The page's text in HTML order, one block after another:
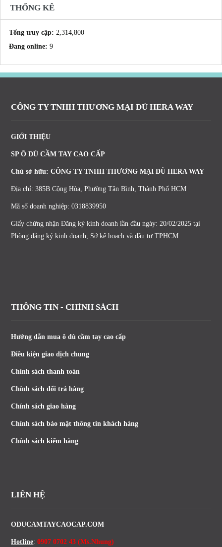
THỐNG KÊ
Tổng truy cập: 2,314,800
Đang online: 9
CÔNG TY TNHH THƯƠNG MẠI DÙ HERA WAY
GIỚI THIỆU
SP Ô DÙ CẦM TAY CAO CẤP
Chủ sở hữu: CÔNG TY TNHH THƯƠNG MẠI DÙ HERA WAY
Địa chỉ: 385B Cộng Hòa, Phường Tân Bình, Thành Phố HCM
Mã số doanh nghiệp: 0318839950
Giấy chứng nhận Đăng ký kinh doanh lần đầu ngày: 20/02/2025 tại
Phòng đăng ký kinh doanh, Sở kế hoạch và đầu tư TPHCM
THÔNG TIN - CHÍNH SÁCH
Hướng dẫn mua ô dù cầm tay cao cấp
Điều kiện giao dịch chung
Chính sách thanh toán
Chính sách đổi trả hàng
Chính sách giao hàng
Chính sách bảo mật thông tin khách hàng
Chính sách kiểm hàng
LIÊN HỆ
ODUCAMTAYCAOCAP.COM
Hotline:0907 0702 43 (Ms.Nhung)